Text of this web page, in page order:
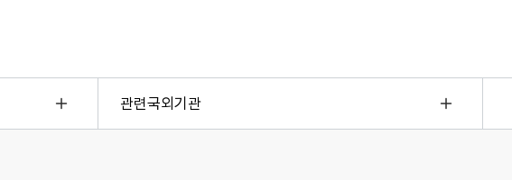
관련국외기관